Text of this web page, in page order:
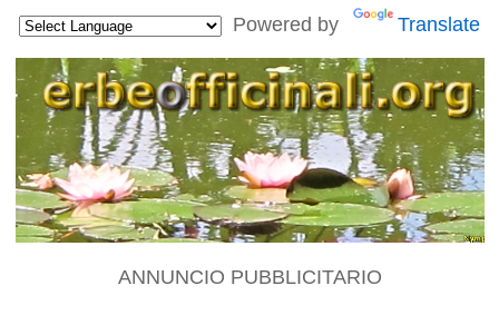
Powered by Translate
ANNUNCIO PUBBLICITARIO